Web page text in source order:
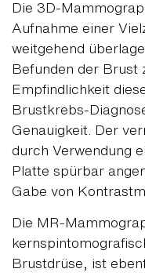
Die 3D-
Aufnahme einer
weitgehend
Befunden der Brust
Empfindlichkeit
Brustkrebs-
Genauigkeit. Der
durch Verwendung
Platte spürbar
Gabe von
Die MR-
Brustdrüse, ist